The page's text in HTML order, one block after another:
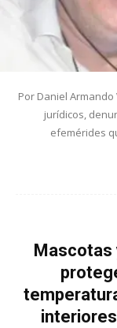
Por Daniel
jurídicos,
efemérides
Mascotas